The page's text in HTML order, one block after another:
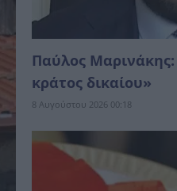
Παύλος
κράτος δικαίoυ»
8 Αυγούστου 2026 00:18